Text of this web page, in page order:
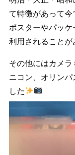
て特徴があって今
ポスターやパッ
利用されることが
その他にはカメラ
ニコン、オリンパ
した